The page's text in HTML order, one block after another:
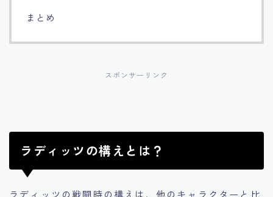
まとめ
スポンサーリンク
ラディッツの構えとは？
ラディッツの戦闘時の構えは、他のキャラクターと比